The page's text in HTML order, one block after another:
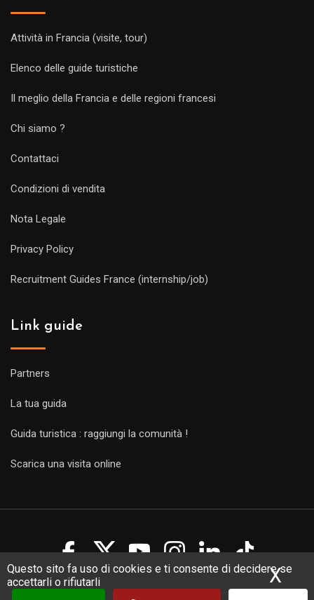
Questo sito fa uso di cookies e ti consente di decidere se
accettarli o rifiutarli
X
Attività in Francia (visite, tour)
Elenco delle guide turistiche
Il meglio della Francia e delle regioni francesi
Chi siamo ?
Contattaci
Condizioni di vendita
Nota Legale
Privacy Policy
Recruitment Guides France (internship/job)
Link guide
Partners
La tua guida
Guida turistica : raggiungi la comunità !
Scarica una visita online
Copyright Guides 2021. Tous droits réservés.
Développement